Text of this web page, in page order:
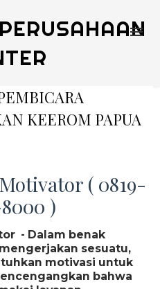
KEEROM PAPUA
( 0819-
)
- Dalam benak
sesuatu,
motivasi untuk
bahwa